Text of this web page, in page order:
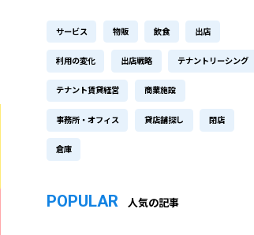
サービス 物販 飲食 出店
利用の変化 出店戦略 テナントリーシング
テナント賃貸経営 商業施設
事務所・オフィス 貸店舗探し 閉店
倉庫
POPULAR 人気の記事